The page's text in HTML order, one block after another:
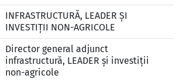
INFRASTRUCTURĂ, LEADER ȘI
INVESTIȚII NON-AGRICOLE
Director general adjunct
infrastructură, LEADER și investiții
non-agricole